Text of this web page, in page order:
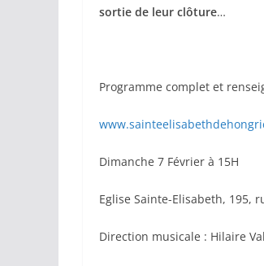
sortie de leur clôture…
Programme complet et
Dimanche 7 Février à 15H
Eglise Sainte-Elisabeth, 195,
Direction musicale : Hilaire